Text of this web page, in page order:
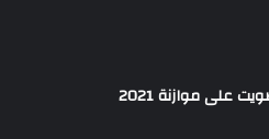
على موازنة 2021